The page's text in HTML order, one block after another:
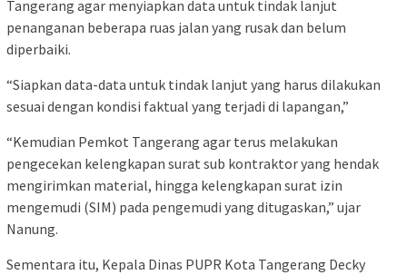
Tangerang agar menyiapkan data untuk tindak lanjut
penanganan beberapa ruas jalan yang rusak dan belum
diperbaiki.
“Siapkan data-data untuk tindak lanjut yang harus dilakukan
sesuai dengan kondisi faktual yang terjadi di lapangan,”
“Kemudian Pemkot Tangerang agar terus melakukan
pengecekan kelengkapan surat sub kontraktor yang hendak
mengirimkan material, hingga kelengkapan surat izin
mengemudi (SIM) pada pengemudi yang ditugaskan,” ujar
Nanung.
Sementara itu, Kepala Dinas PUPR Kota Tangerang Decky